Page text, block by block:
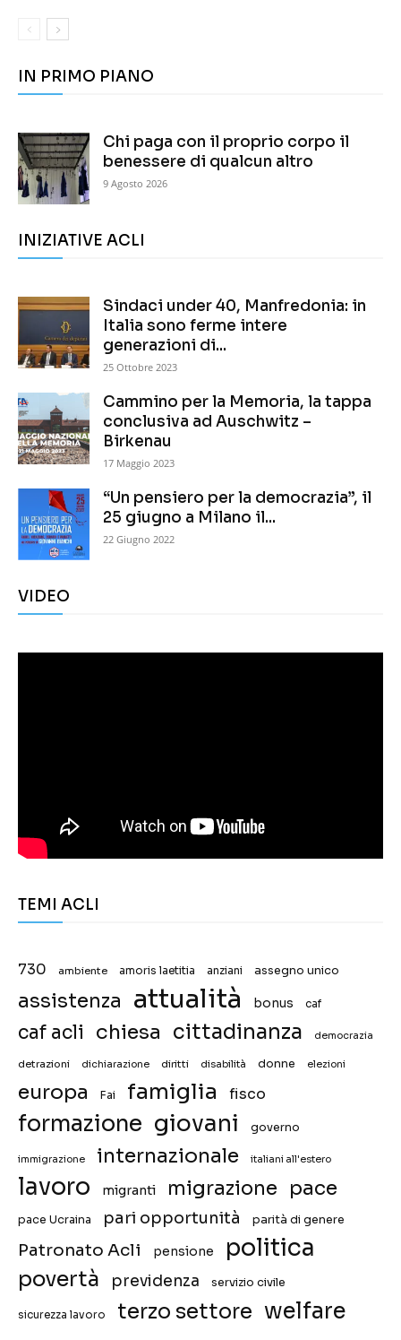
IN PRIMO PIANO
Chi paga con il proprio corpo il
benessere di qualcun altro
9 Agosto 2026
INIZIATIVE ACLI
Sindaci under 40, Manfredonia: in
Italia sono ferme intere
generazioni di...
25 Ottobre 2023
Cammino per la Memoria, la tappa
conclusiva ad Auschwitz –
Birkenau
17 Maggio 2023
“Un pensiero per la democrazia”, il
25 giugno a Milano il...
22 Giugno 2022
VIDEO
TEMI ACLI
730 ambiente amoris laetitia anziani assegno unico
assistenza attualità bonus caf
caf acli chiesa cittadinanza democrazia
detrazioni dichiarazione diritti disabilità donne elezioni
europa Fai famiglia fisco
formazione giovani governo
immigrazione internazionale italiani all'estero
lavoro migranti migrazione pace
pace Ucraina pari opportunità parità di genere
Patronato Acli pensione politica
povertà previdenza servizio civile
sicurezza lavoro terzo settore welfare